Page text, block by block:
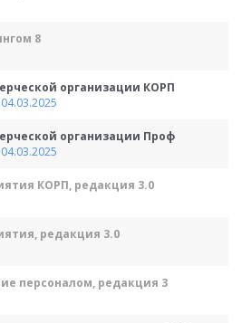
8
организации КОРП
организации Проф
КОРП, редакция 3.0
редакция 3.0
персоналом, редакция 3